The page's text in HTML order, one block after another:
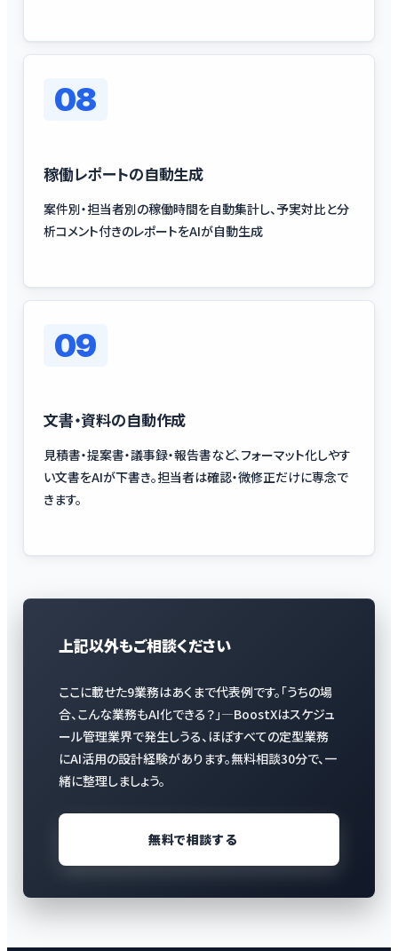
08
稼働レポートの自動生成
案件別・担当者別の稼働時間を自動集計し、予実対比と分
析コメント付きのレポートをAIが自動生成
09
文書・資料の自動作成
見積書・提案書・議事録・報告書など、フォーマット化しやす
い文書をAIが下書き。担当者は確認・微修正だけに専念で
きます。
上記以外もご相談ください
ここに載せた9業務はあくまで代表例です。「うちの場
合、こんな業務もAI化できる？」—BoostXはスケジュ
ール管理業界で発生しうる、ほぼすべての定型業務
にAI活用の設計経験があります。無料相談30分で、一
緒に整理しましょう。
無料で相談する